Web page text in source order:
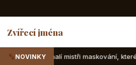
Zvířecí jména
NOVINKY
maskování, které v teráriu sotva najdete